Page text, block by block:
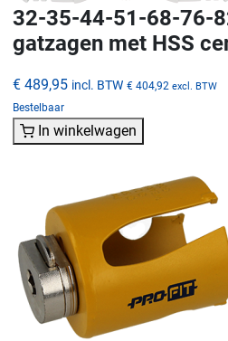
32-35-44-51-68-76-
gatzagen met HSS
€ 489,95 incl. BTW € 404,92 excl. BTW
Bestelbaar
In winkelwagen